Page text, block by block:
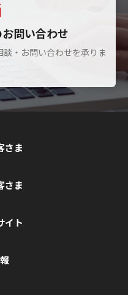
問い合わせ
・お問い合わせを承りま
さま
さま
イト